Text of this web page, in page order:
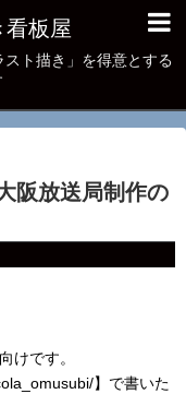
看板屋
スト描き」を得意とする
阪放送局制作の
けです。
】で書いた